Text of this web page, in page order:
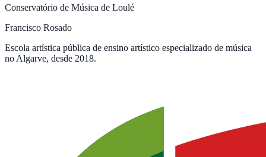
Conservatório de Música de Loulé
Francisco Rosado
Escola artística pública de ensino artístico especializado de música
no Algarve, desde 2018.